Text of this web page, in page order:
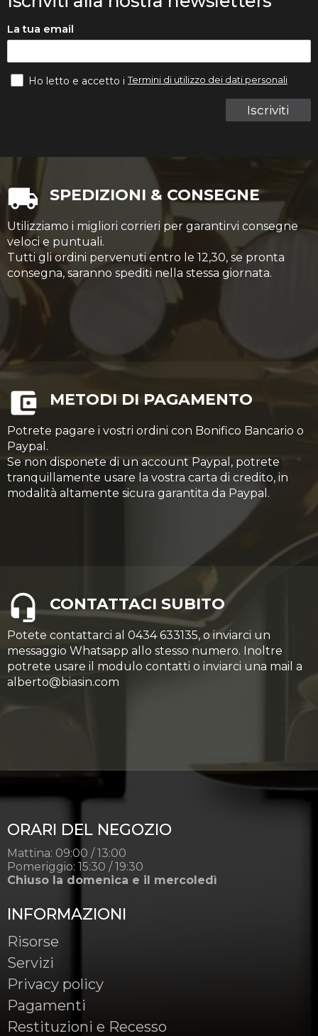
La tua email
Iscriviti
Ho letto e accetto iTermini di utilizzo dei dati personali
SPEDIZIONI & CONSEGNE
Utilizziamo i migliori corrieri per garantirvi consegne
veloci e puntuali.
Tutti gli ordini pervenuti entro le 12,30, se pronta
consegna, saranno spediti nella stessa giornata.
METODI DI PAGAMENTO
Potrete pagare i vostri ordini con Bonifico Bancario o
Paypal.
Se non disponete di un account Paypal, potrete
tranquillamente usare la vostra carta di credito, in
modalità altamente sicura garantita da Paypal.
CONTATTACI SUBITO
Potete contattarci al 0434 633135, o inviarci un
messaggio Whatsapp allo stesso numero. Inoltre
potrete usare il modulo contatti o inviarci una mail a
alberto@biasin.com
ORARI DEL NEGOZIO
Mattina: 09:00 / 13:00
Pomeriggio: 15:30 / 19:30
Chiuso la domenica e il mercoledì
INFORMAZIONI
Risorse
Servizi
Privacy policy
Pagamenti
Restituzioni e Recesso